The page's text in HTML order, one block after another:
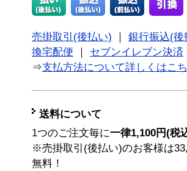
売掛取引(後払い)
銀行振込(後
換宅配便
セブンイレブン決済
⇒支払方法について詳しくはこ
送料について
1つのご注文毎に一律1,100円(税
※売掛取引(後払い)のお客様は
無料！